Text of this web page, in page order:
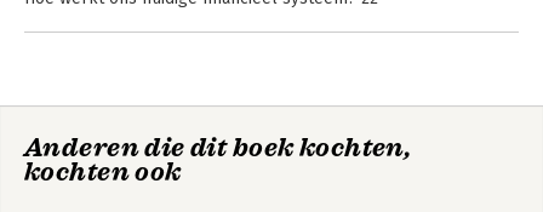
Hoe wordt revolutionaire technologie onthaald? 59
Zijn cryptomunten voor criminelen? 65
Anderen die dit boek kochten,
kochten ook